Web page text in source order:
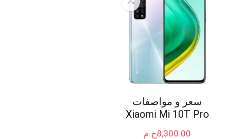
سعر و مواصفات
Xiaomi Mi 10T Pro
ج.م8,300.00